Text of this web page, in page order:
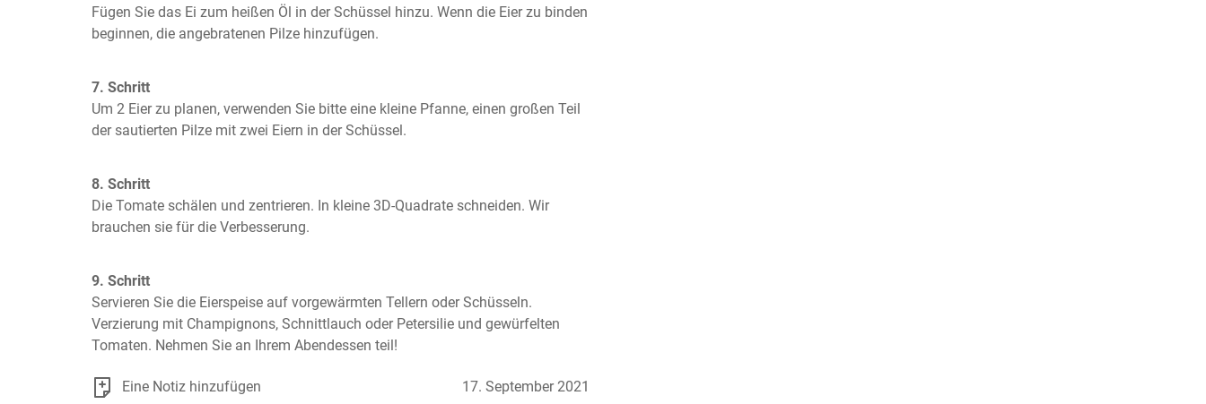
Fügen Sie das Ei zum heißen Öl in der Schüssel hinzu. Wenn die Eier zu binden
beginnen, die angebratenen Pilze hinzufügen.
7. Schritt
Um 2 Eier zu planen, verwenden Sie bitte eine kleine Pfanne, einen großen Teil
der sautierten Pilze mit zwei Eiern in der Schüssel.
8. Schritt
Die Tomate schälen und zentrieren. In kleine 3D-Quadrate schneiden. Wir
brauchen sie für die Verbesserung.
9. Schritt
Servieren Sie die Eierspeise auf vorgewärmten Tellern oder Schüsseln.
Verzierung mit Champignons, Schnittlauch oder Petersilie und gewürfelten
Tomaten. Nehmen Sie an Ihrem Abendessen teil!
Eine Notiz hinzufügen 17. September 2021